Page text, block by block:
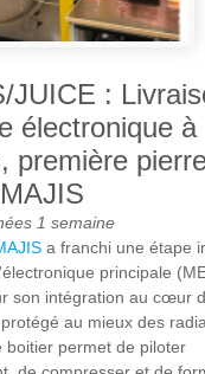
JUICE :
électronique à
première
1 semaine
a franchi une étape
principale
son intégration au cœur
au mieux des
boitier permet de piloter